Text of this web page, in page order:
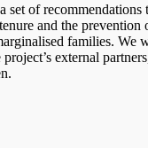
set of recommendations
and the prevention
families. We
external